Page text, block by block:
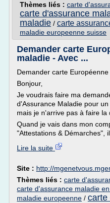
Thèmes liés : carte
carte d'assurance
maladie / carte
maladie europeenne suisse
Demander carte
maladie - Avec ...
Demander carte
Bonjour,
Je voudrais faire ma
d'Assurance Maladie pour
mais je n'arrive pas à faire la
Quand je vais dans mon
"Attestations & Démarches",
Lire la suite
Site : http://
Thèmes liés : carte
carte d'assurance maladie
maladie europeenne / carte